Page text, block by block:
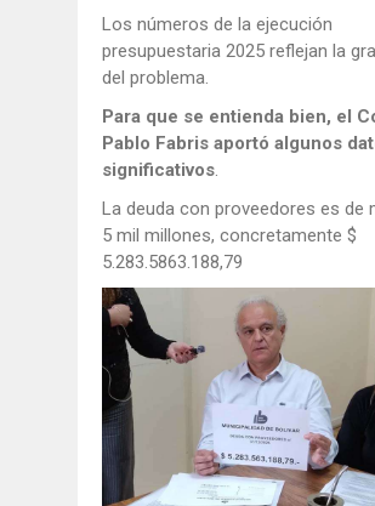
Los números de la ejecución
presupuestaria 2025 reflejan la
del problema.
Para que se entienda bien, el
Pablo Fabris aportó algunos
significativos.
La deuda con proveedores es de
5 mil millones, concretamente $
5.283.5863.188,79